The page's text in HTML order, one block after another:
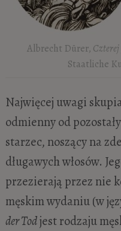
Albrecht Dürer,
Staatliche
Najwięcej uwagi
odmienny od
starzec, noszący na
długawych włosów.
przezierają przez nie
męskim wydaniu (w
der Todjest rodzaju